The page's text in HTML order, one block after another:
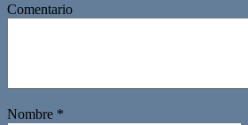
Comentario
Nombre *